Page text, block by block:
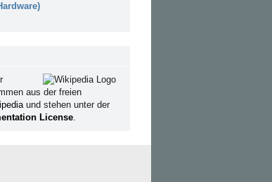
aus der freien
und stehen unter der
License.